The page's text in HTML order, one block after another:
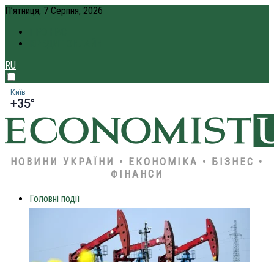
П’ятниця, 7 Серпня, 2026
RU
Київ
+35°
НОВИНИ УКРАЇНИ • ЕКОНОМІКА • БІЗНЕС •
ФІНАНСИ
Головні події